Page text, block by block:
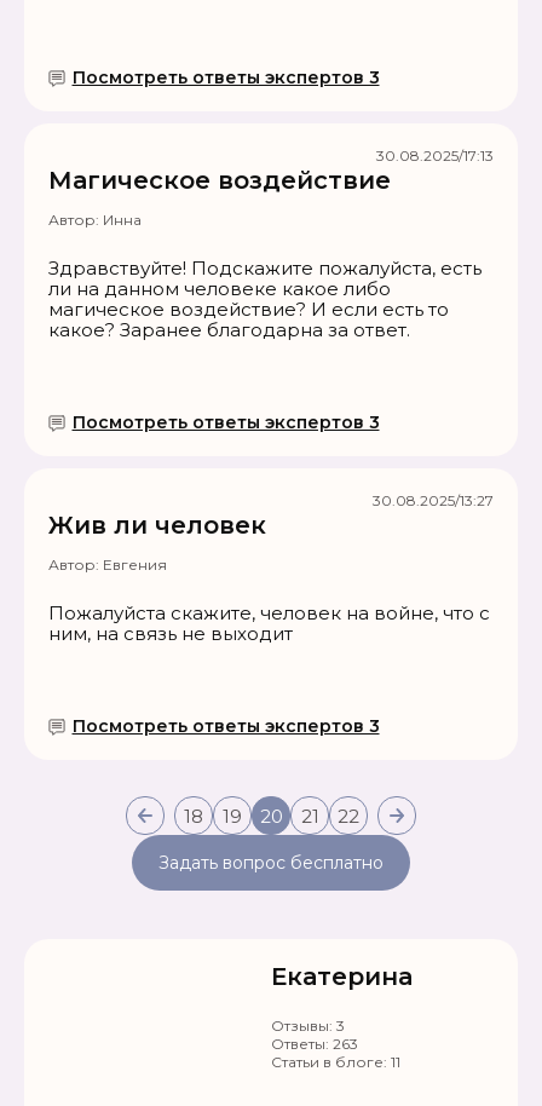
Посмотреть ответы экспертов 3
Магическое воздействие
Автор: Инна
Здравствуйте! Подскажите пожалуйста, есть
ли на данном человеке какое либо
магическое воздействие? И если есть то
какое? Заранее благодарна за ответ.
Посмотреть ответы экспертов 3
30.08.2025/17:13
Жив ли человек
Автор: Евгения
Пожалуйста скажите, человек на войне, что с
ним, на связь не выходит
Посмотреть ответы экспертов 3
30.08.2025/13:27
Задать вопрос бесплатно
18 19 20 21 22
Екатерина
Отзывы: 3
Ответы: 263
Статьи в блоге: 11